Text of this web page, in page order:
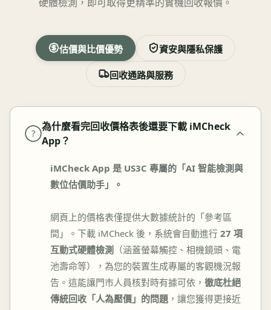
估價與比價優勢 資安與隱私保護
回收通路與服務
?
為什麼看完回收價格表後還要下載 iMCheck
App？
iMCheck App 是 US3C 專屬的「AI 智能檢測與
數位估價助手」。
網頁上的價格表僅提供大數據統計的「參考區
間」。下載 iMCheck 後，系統會自動進行 27 項
互動式硬體檢測 （涵蓋螢幕觸控、相機鏡頭、電
池壽命等），為您的裝置生成專屬的客觀機況報
告。這能讓門市人員核對時有據可依， 徹底杜絕
傳統回收「人為壓價」的問題 ，讓您獲得更接近